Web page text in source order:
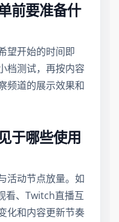
前要准备什
望开始的时间即
档测试，再按内容
频道的展示效果和
于哪些使用
活动节点放量。如
看、Twitch直播互
化和内容更新节奏